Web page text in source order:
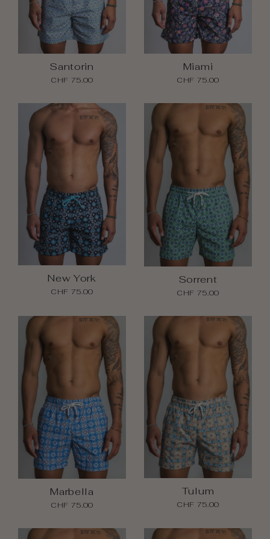
Santorin
CHF 75.00
Miami
CHF 75.00
New York
CHF 75.00
Sorrent
CHF 75.00
Marbella
CHF 75.00
Tulum
CHF 75.00